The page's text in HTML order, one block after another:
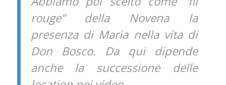
rouge” della Novena la
presenza di Maria nella vita di
Don Bosco. Da qui dipende
anche la successione delle